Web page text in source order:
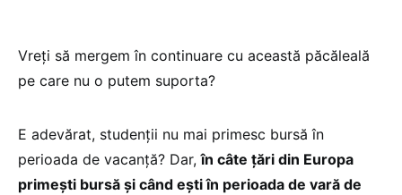
Vreți să mergem în continuare cu această păcăleală
pe care nu o putem suporta?
E adevărat, studenții nu mai primesc bursă în
perioada de vacanță? Dar,în câte țări din Europa
primești bursă și când ești în perioada de vară de